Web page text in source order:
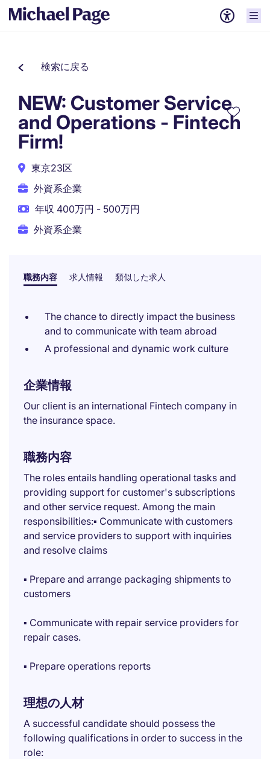
検索に戻る
NEW: Customer Service
and Operations - Fintech
Firm!
東京23区
外資系企業
年収 400万円 - 500万円
外資系企業
職務内容 求人情報 類似した求人
The chance to directly impact the business
and to communicate with team abroad
A professional and dynamic work culture
企業情報
Our client is an international Fintech company in
the insurance space.
職務内容
The roles entails handling operational tasks and
providing support for customer's subscriptions
and other service request. Among the main
responsibilities:▪ Communicate with customers
and service providers to support with inquiries
and resolve claims
▪ Prepare and arrange packaging shipments to
customers
▪ Communicate with repair service providers for
repair cases.
▪ Prepare operations reports
理想の人材
A successful candidate should possess the
following qualifications in order to success in the
role: